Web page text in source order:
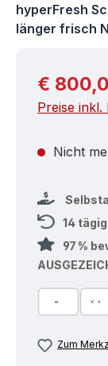
hyperFresh
länger frisch
Regulärer
€
Preise inkl.
Nicht
14
97 %
Zum